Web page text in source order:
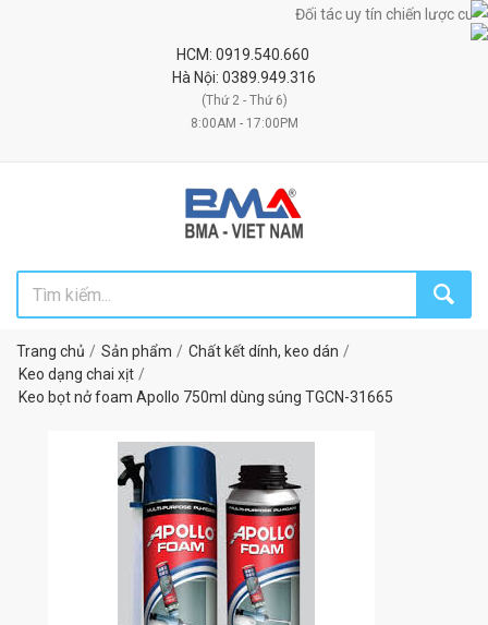
Đối tác uy tín chiến lược cung
HCM: 0919.540.660
Hà Nội: 0389.949.316
(Thứ 2 - Thứ 6)
8:00AM - 17:00PM
Trang chủ Sản phẩm
Chất kết dính, keo dán
Keo dạng chai xịt
Keo bọt nở foam Apollo 750ml dùng súng TGCN-31665